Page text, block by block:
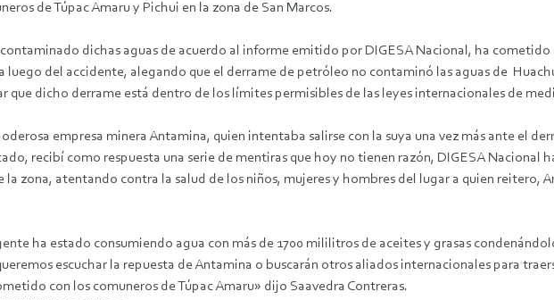
de Túpac Amaru y Pichui en la zona de San Marcos.
dichas aguas de acuerdo al informe emitido por DIGESA Nacional, ha
del accidente, alegando que el derrame de petróleo no contaminó las aguas de
dicho derrame está dentro de los límites permisibles de las leyes internacionales de
empresa minera Antamina, quien intentaba salirse con la suya una vez más ante el
recibí como respuesta una serie de mentiras que hoy no tienen razón, DIGESA Nacional
la zona, atentando contra la salud de los niños, mujeres y hombres del lugar a quien reitero,
ha estado consumiendo agua con más de 1700 mililitros de aceites y grasas
escuchar la repuesta de Antamina o buscarán otros aliados internacionales para
con los comuneros de Túpac Amaru» dijo Saavedra Contreras.